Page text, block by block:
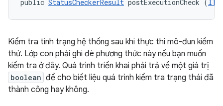
public StatusCheckerResult postExecutionCheck (
Kiểm tra tình trạng hệ thống sau khi thực thi mô-đun kiểm
thử. Lớp con phải ghi đè phương thức này nếu bạn muốn
kiểm tra ở đây. Quá trình triển khai phải trả về một giá trị
boolean để cho biết liệu quá trình kiểm tra trạng thái đã
thành công hay không.